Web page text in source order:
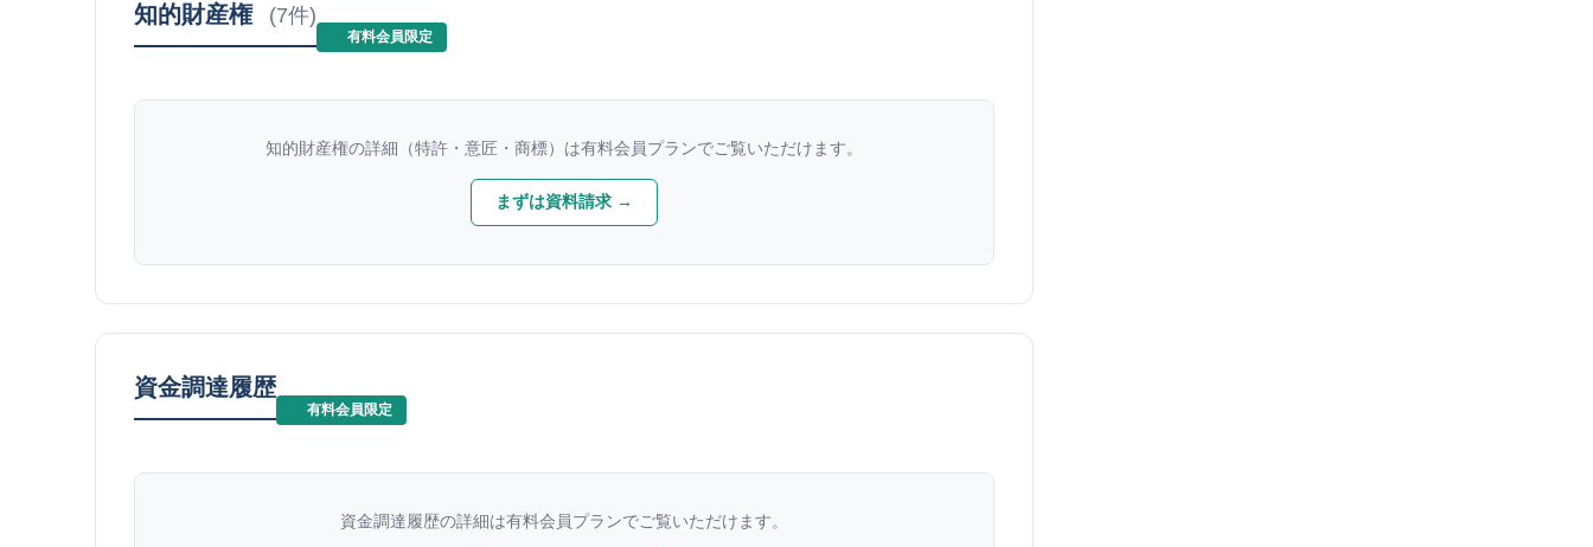
知的財産権 (7件)
有料会員限定
知的財産権の詳細（特許・意匠・商標）は有料会員プランでご覧いただけます。
まずは資料請求 →
資金調達履歴
有料会員限定
資金調達履歴の詳細は有料会員プランでご覧いただけます。